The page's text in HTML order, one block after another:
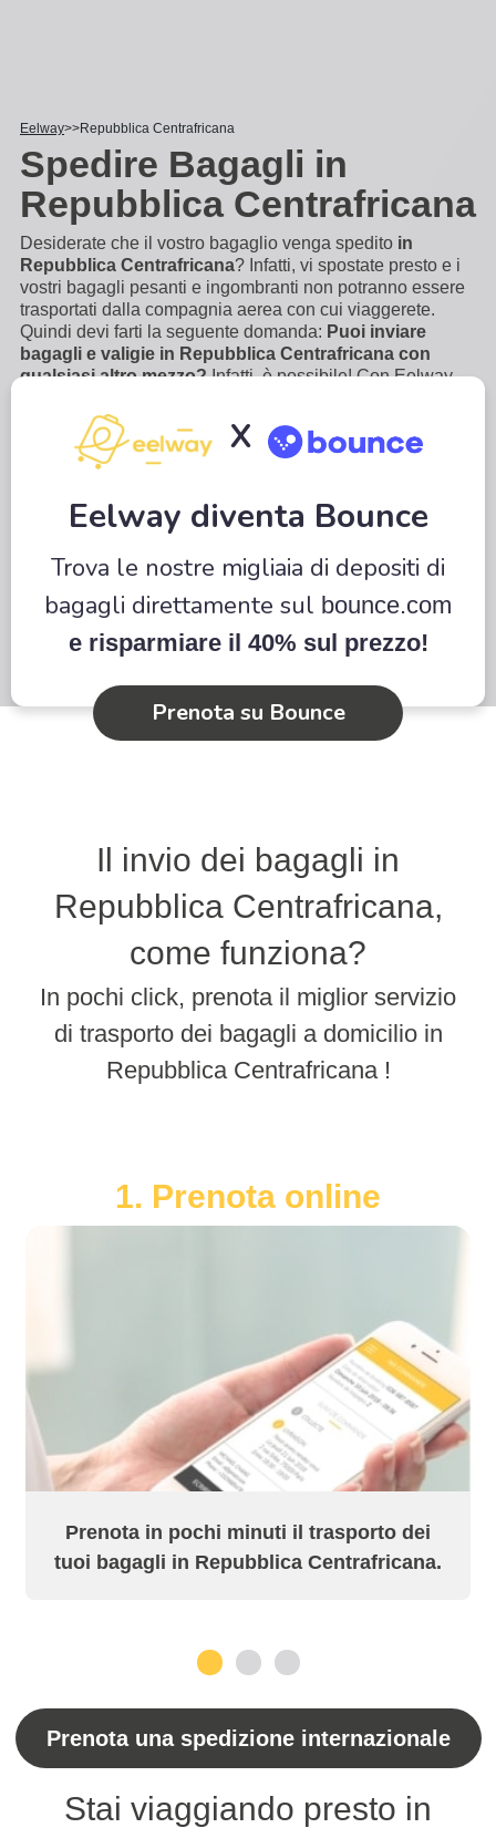
Eelway Repubblica Centrafricana
Spedire Bagagli in
Repubblica Centrafricana
Desiderate che il vostro bagaglio venga spedito in
Repubblica Centrafricana? Infatti, vi spostate presto e i
vostri bagagli pesanti e ingombranti non potranno essere
trasportati dalla compagnia aerea con cui viaggerete.
Quindi devi farti la seguente domanda: Puoi inviare
bagagli e valigie in Repubblica Centrafricana con
qualsiasi altro mezzo?Infatti, è possibile! Con Eelway
Esperti in logistica e deposito bagagli, vi
trasporteremo...Scopri di piùX
Eelway diventa Bounce
Trova le nostre migliaia di depositi di
bagagli direttamente sul bounce.com
e risparmiare il 40% sul prezzo!
Prenota su Bounce
Il invio dei bagagli in
Repubblica Centrafricana,
come funziona?
In pochi click, prenota il miglior servizio
di trasporto dei bagagli a domicilio in
Repubblica Centrafricana !
1. Prenota online
Prenota in pochi minuti il trasporto dei
tuoi bagagli in Repubblica Centrafricana.
Prenota una spedizione internazionale
Stai viaggiando presto in